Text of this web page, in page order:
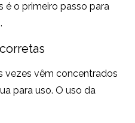
é o primeiro passo para
vezes vêm concentrados
para uso. O uso da